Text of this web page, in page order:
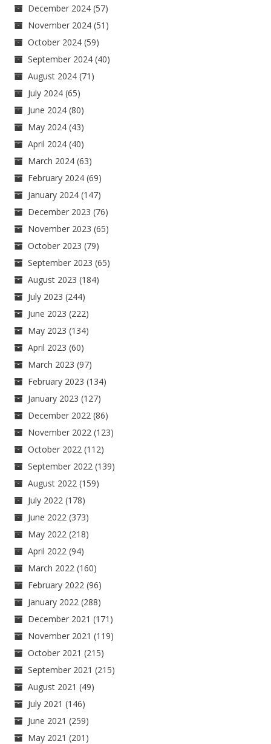
December 2024 (57)
November 2024 (51)
October 2024 (59)
September 2024 (40)
August 2024 (71)
July 2024 (65)
June 2024 (80)
May 2024 (43)
April 2024 (40)
March 2024 (63)
February 2024 (69)
January 2024 (147)
December 2023 (76)
November 2023 (65)
October 2023 (79)
September 2023 (65)
August 2023 (184)
July 2023 (244)
June 2023 (222)
May 2023 (134)
April 2023 (60)
March 2023 (97)
February 2023 (134)
January 2023 (127)
December 2022 (86)
November 2022 (123)
October 2022 (112)
September 2022 (139)
August 2022 (159)
July 2022 (178)
June 2022 (373)
May 2022 (218)
April 2022 (94)
March 2022 (160)
February 2022 (96)
January 2022 (288)
December 2021 (171)
November 2021 (119)
October 2021 (215)
September 2021 (215)
August 2021 (49)
July 2021 (146)
June 2021 (259)
May 2021 (201)